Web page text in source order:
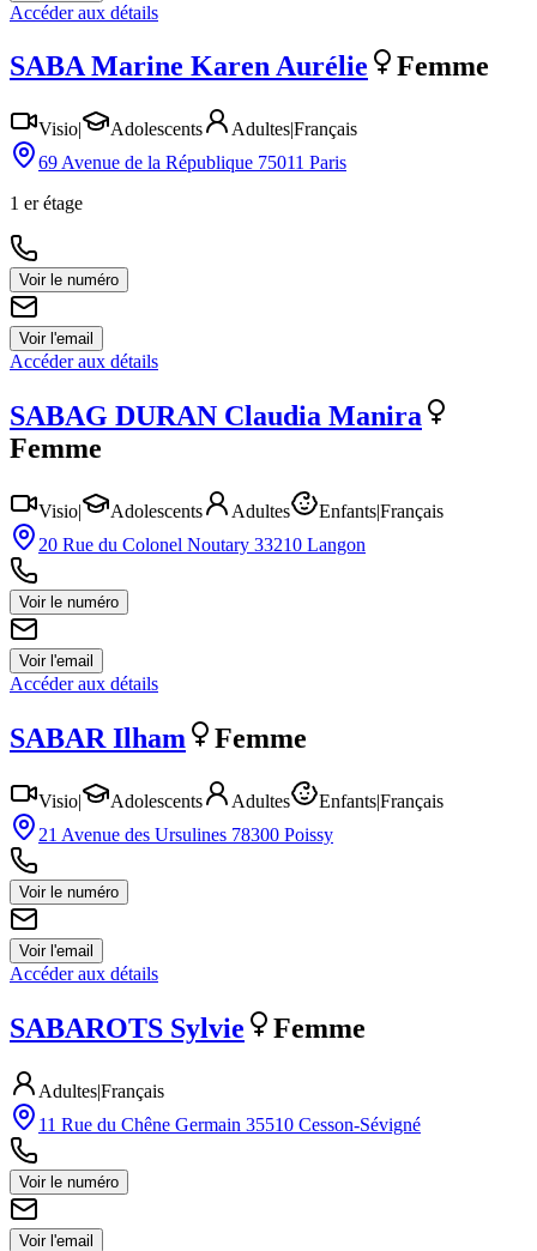
Accéder aux détails
SABA Marine Karen Aurélie Femme
Visio| Adolescents Adultes|Français
69 Avenue de la République 75011 Paris
1 er étage
Voir le numéro
Voir l'email
Accéder aux détails
SABAG DURAN Claudia Manira
Femme
Visio| Adolescents Adultes Enfants|Français
20 Rue du Colonel Noutary 33210 Langon
Voir le numéro
Voir l'email
Accéder aux détails
SABAR Ilham Femme
Visio| Adolescents Adultes Enfants|Français
21 Avenue des Ursulines 78300 Poissy
Voir le numéro
Voir l'email
Accéder aux détails
SABAROTS Sylvie Femme
Adultes|Français
11 Rue du Chêne Germain 35510 Cesson-Sévigné
Voir le numéro
Voir l'email